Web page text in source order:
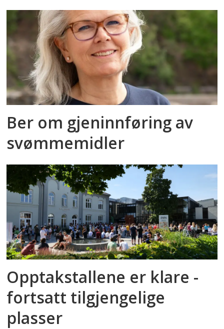
Ber om gjeninnføring av
svømmemidler
Opptakstallene er klare -
fortsatt tilgjengelige
plasser